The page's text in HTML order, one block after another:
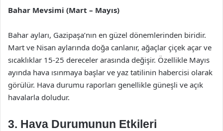
Bahar Mevsimi (Mart – Mayıs)
Bahar ayları, Gazipaşa’nın en güzel dönemlerinden biridir.
Mart ve Nisan aylarında doğa canlanır, ağaçlar çiçek açar ve
sıcaklıklar 15-25 dereceler arasında değişir. Özellikle Mayıs
ayında hava ısınmaya başlar ve yaz tatilinin habercisi olarak
görülür. Hava durumu raporları genellikle güneşli ve açık
havalarla doludur.
3. Hava Durumunun Etkileri